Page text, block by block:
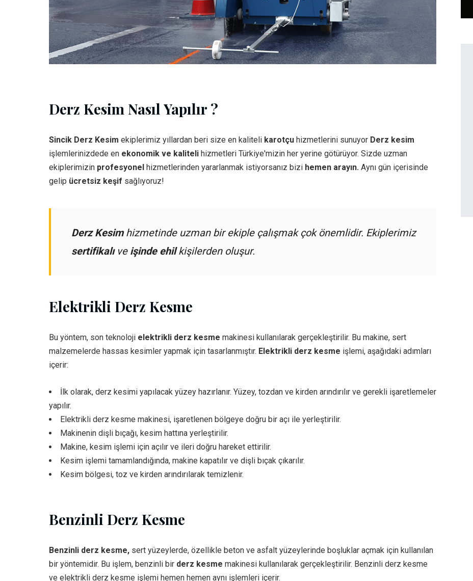
Derz Kesim Nasıl Yapılır ?
Sincik Derz Kesim ekiplerimiz yıllardan beri size en kaliteli karotçu hizmetlerini sunuyor Derz kesim
işlemlerinizdede en ekonomik ve kaliteli hizmetleri Türkiye'mizin her yerine götürüyor. Sizde uzman
ekiplerimizin profesyonel hizmetlerinden yararlanmak istiyorsanız bizi hemen arayın. Aynı gün içerisinde
gelip ücretsiz keşif sağlıyoruz!
Derz Kesimhizmetinde uzman bir ekiple çalışmak çok önemlidir. Ekiplerimiz
sertifikalıve işinde ehilkişilerden oluşur.
Elektrikli Derz Kesme
Bu yöntem, son teknoloji elektrikli derz kesme makinesi kullanılarak gerçekleştirilir. Bu makine, sert
malzemelerde hassas kesimler yapmak için tasarlanmıştır. Elektrikli derz kesme işlemi, aşağıdaki adımları
içerir:
İlk olarak, derz kesimi yapılacak yüzey hazırlanır. Yüzey, tozdan ve kirden arındırılır ve gerekli işaretlemeler
yapılır.
Elektrikli derz kesme makinesi, işaretlenen bölgeye doğru bir açı ile yerleştirilir.
Makinenin dişli bıçağı, kesim hattına yerleştirilir.
Makine, kesim işlemi için açılır ve ileri doğru hareket ettirilir.
Kesim işlemi tamamlandığında, makine kapatılır ve dişli bıçak çıkarılır.
Kesim bölgesi, toz ve kirden arındırılarak temizlenir.
Benzinli Derz Kesme
Benzinli derz kesme, sert yüzeylerde, özellikle beton ve asfalt yüzeylerinde boşluklar açmak için kullanılan
bir yöntemidir. Bu işlem, benzinli bir derz kesme makinesi kullanılarak gerçekleştirilir. Benzinli derz kesme
ve elektrikli derz kesme işlemi hemen hemen aynı işlemleri içerir.